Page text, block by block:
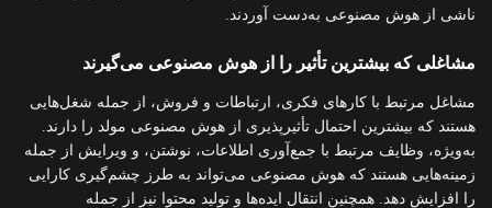
ناشی از هوش مصنوعی به‌دست آوردند.
مشاغلی که بیشترین تأثیر را از هوش مصنوعی می‌گیرند
مشاغل مرتبط با کارهای فکری، ارتباطات و فروش، از جمله شغل‌هایی
هستند که بیشترین احتمال تأثیرپذیری از هوش مصنوعی مولد را دارند.
به‌ویژه، وظایف مرتبط با جمع‌آوری اطلاعات، نوشتن، و ویرایش از جمله
زمینه‌هایی هستند که هوش مصنوعی می‌تواند به طرز چشم‌گیری کارایی
را افزایش دهد. همچنین انتقال ایده‌ها و تولید محتوا نیز از جمله